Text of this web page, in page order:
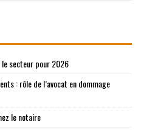
le secteur pour 2026
: rôle de l’avocat en dommage
le notaire